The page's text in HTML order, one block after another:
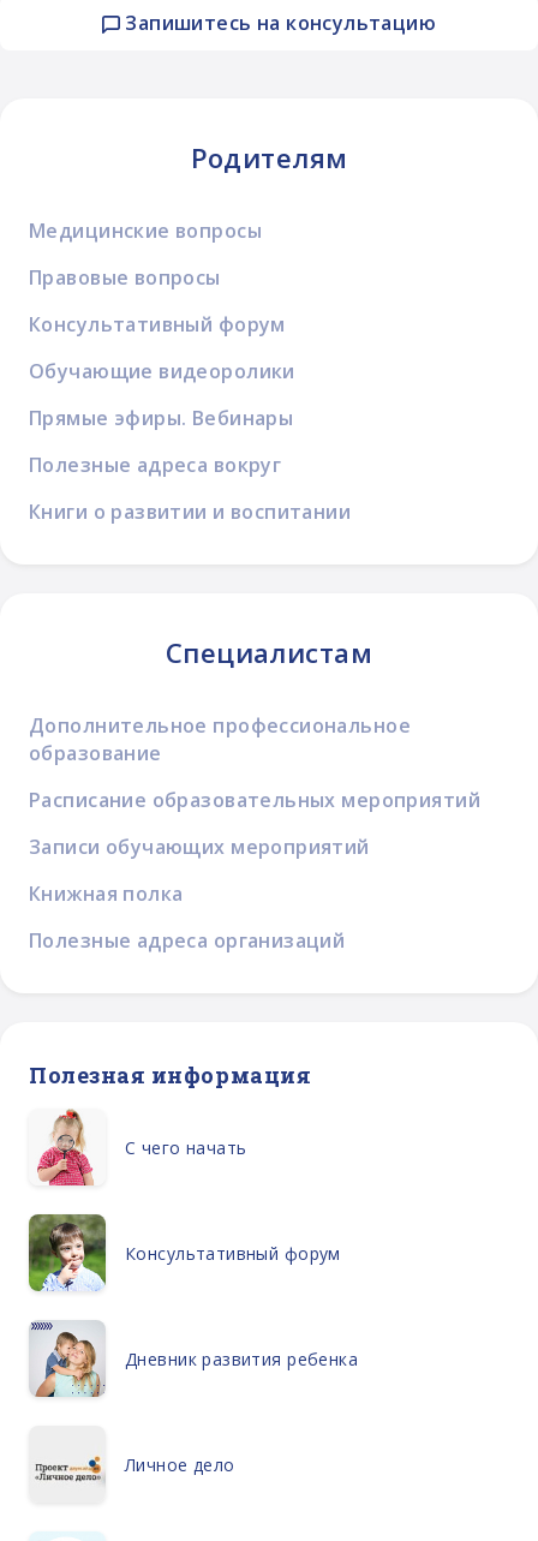
Запишитесь на консультацию
Родителям
Медицинские вопросы
Правовые вопросы
Консультативный форум
Обучающие видеоролики
Прямые эфиры. Вебинары
Полезные адреса вокруг
Книги о развитии и воспитании
Специалистам
Дополнительное профессиональное
образование
Расписание образовательных мероприятий
Записи обучающих мероприятий
Книжная полка
Полезные адреса организаций
Полезная информация
С чего начать
Консультативный форум
Дневник развития ребенка
Личное дело